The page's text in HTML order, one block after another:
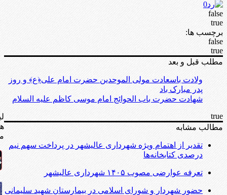
0
false
true
برچسب ها:
false
true
مطلب قبل و بعد
ولادت باسعادت مولی الموحدین حضرت امام علی﴿ع﴾ و روز
پدر مبارک باد
شهادت حضرت باب الحوائج امام موسی کاظم علیه السلام
true
مطالب مشابه
تقدیر از اهتمام ویژه شهرداری عالیشهر در پرداخت سهم نیم
درصدی کتابخانه‌ها
تعرفه عوارضی مصوب ۱۴۰۵ شهرداری عالیشهر
حضور شهردار و شورای اسلامی در بیمارستان شهید سلیمانی